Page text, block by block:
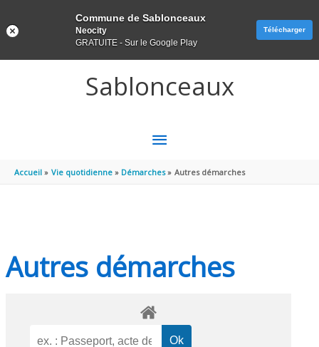
Sablonceaux
MENU
PRINCIPAL
Accueil Vie quotidienne Démarches Autres démarches
Autres démarches
Commune de Sablonceaux
Neocity
GRATUITE - Sur le Google Play
Télécharger